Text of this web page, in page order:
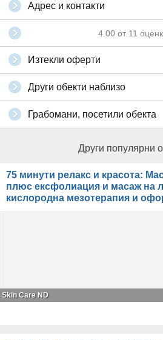
Адрес и контакти
4.00 от 11
Изтекли оферти
Други обекти наблизо
Грабомани, посетили обекта
Други популярни
75 минути релакс и красота:
плюс ексфолиация и масаж на
кислородна мезотерапия и
Skin Care ND